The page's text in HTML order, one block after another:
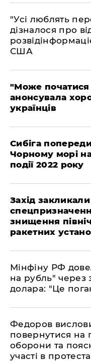
"Усі люблять
дізналося про
США
"Може початися
анонсувала
українців
Сибіга
Чорному морі
події 2022 року
​Захід
знищення
ракетних
​Мінфіну РФ
на рубль" через
долара: "Це
​Федоров
повернутися на
оборони та
участі в